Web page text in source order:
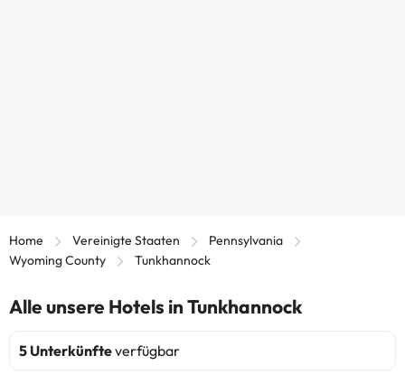
Home Vereinigte Staaten
Pennsylvania
Wyoming County
Tunkhannock
Alle unsere Hotels in Tunkhannock
5 Unterkünfteverfügbar